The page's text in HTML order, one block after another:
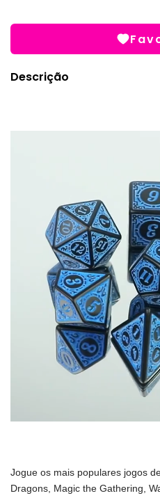
Descrição
Jogue os mais populares jogos
Dragons, Magic the Gathering,